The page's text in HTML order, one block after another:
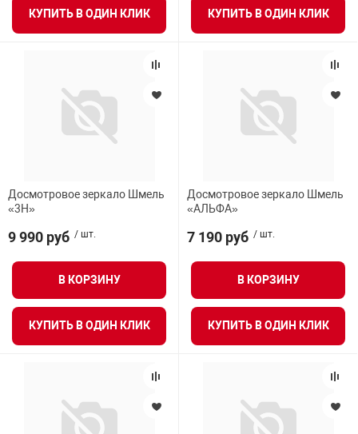
КУПИТЬ В ОДИН КЛИК КУПИТЬ В ОДИН КЛИК
Досмотровое зеркало Шмель
«3Н»
9 990 руб / шт.
В КОРЗИНУ
КУПИТЬ В ОДИН КЛИК
Досмотровое зеркало Шмель
«АЛЬФА»
7 190 руб / шт.
В КОРЗИНУ
КУПИТЬ В ОДИН КЛИК